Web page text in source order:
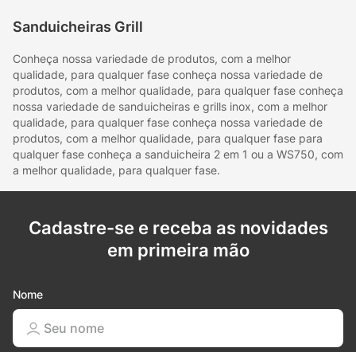
Sanduicheiras Grill
Conheça nossa variedade de produtos, com a melhor
qualidade, para qualquer fase conheça nossa variedade de
produtos, com a melhor qualidade, para qualquer fase conheça
nossa variedade de sanduicheiras e grills inox, com a melhor
qualidade, para qualquer fase conheça nossa variedade de
produtos, com a melhor qualidade, para qualquer fase para
qualquer fase conheça a sanduicheira 2 em 1 ou a WS750, com
a melhor qualidade, para qualquer fase.
Cadastre-se e receba as novidades
em primeira mão
Nome